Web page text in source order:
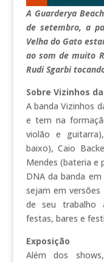
A Guarderya
de setembro, a
Velha do Gato
ao som de muito
Rudi Sgarbi
Sobre Vizinhos
A banda Vizinhos
e tem na
violão e
baixo), Caio
Mendes (bateria e
DNA da banda
sejam em versões
de seu trabalho
festas, bares e
Exposição
Além dos